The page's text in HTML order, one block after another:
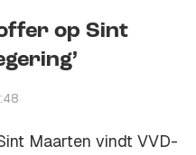
op Sint
Maarten vindt VVD-